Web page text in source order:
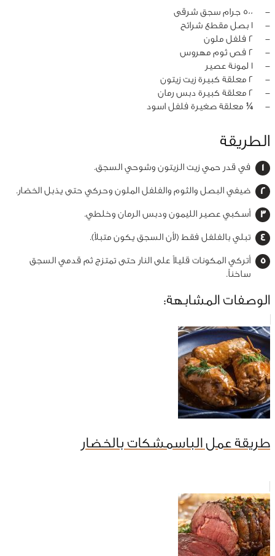
‏-
500 جرام سجق شرقى
‏-
1 بصل مقطع شرائح
‏-
2 فلفل ملون
‏-
2 فص ثوم مهروس
‏-
1 لمونة عصير
‏-
2 معلقة كبيرة زيت زيتون
‏-
2 معلقة كبيرة دبس رمان
‏-
¼ معلقة صغيرة فلفل اسود
الطريقة
في قدر حمي زيت الزيتون وشوحي السجق.
ضيفي البصل والثوم والفلفل الملون وحركي حتى يذبل الخضار.
أسكبي عصير الليمون ودبس الرمان وخلطي.
تبلي بالفلفل فقط (لأن السجق يكون متبلاً).
أتركي المكونات قليلاً على النار حتى تمتزج ثم قدمي السجق
ساخناً.
الوصفات المشابهة:
طريقة عمل الباسمشكات بالخضار